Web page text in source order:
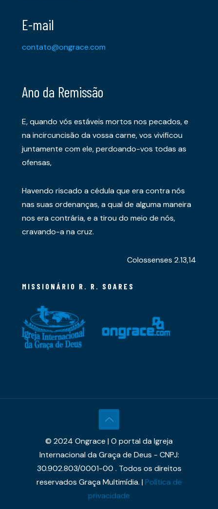
E-mail
contato@ongrace.com
Ano da Remissão
E, quando vós estáveis mortos nos pecados, e
na incircuncisão da vossa carne, vos vivificou
juntamente com ele, perdoando-vos todas as
ofensas,
Havendo riscado a cédula que era contra nós
nas suas ordenanças, a qual de alguma maneira
nos era contrária, e a tirou do meio de nós,
cravando-a na cruz.
Colossenses 2.13,14
MISSIONÁRIO R. R. SOARES
© 2024 Ongrace | O portal da Igreja
Internacional da Graça de Deus - CNPJ:
30.902.803/0001-00 . Todos os direitos
reservados Graça Multimídia. |Política de
privacidade